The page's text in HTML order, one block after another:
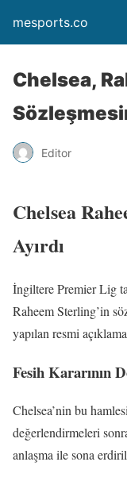
mesports.co
Chelsea,
Editor
Chelsea
Ayırdı
İngiltere Premier Lig
Raheem Sterling’in
yapılan resmi
Fesih Kararının
Chelsea’nin bu
değerlendirmeleri
anlaşma ile sona